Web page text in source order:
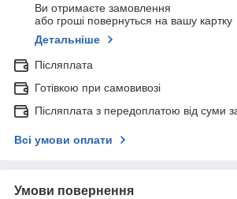
Ви отримаєте замовлення
або гроші повернуться на вашу картку
Детальніше
Післяплата
Готівкою при самовивозі
Післяплата з передоплатою від суми
Всі умови оплати
Умови повернення